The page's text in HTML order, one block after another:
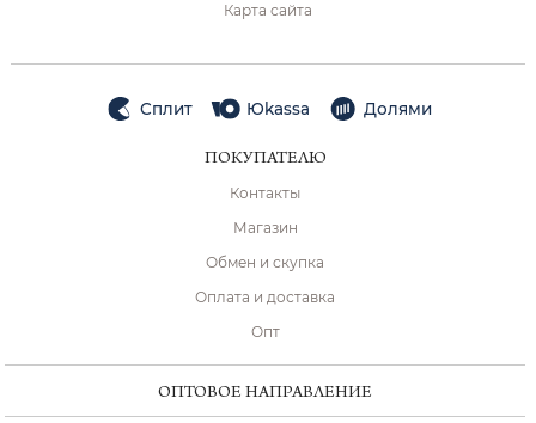
Карта сайта
Сплит Юkassa Долями
ПОКУПАТЕЛЮ
Контакты
Магазин
Обмен и скупка
Оплата и доставка
Опт
ОПТОВОЕ НАПРАВЛЕНИЕ